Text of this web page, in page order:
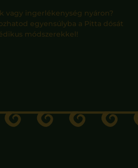
vagy ingerlékenység nyáron?
egyensúlyba a Pitta dósát
módszerekkel!